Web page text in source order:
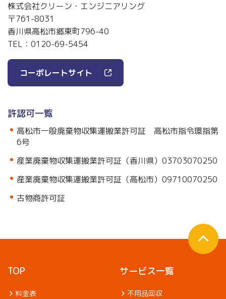
株式会社クリーン・エンジニアリング
〒761-8031
香川県高松市郷東町796-40
TEL： 0120-69-5454
コーポレートサイト
許認可一覧
高松市一般廃棄物収集運搬業許可証 高松市指令環指第
6号
産業廃棄物収集運搬業許可証（香川県）03703070250
産業廃棄物収集運搬業許可証（高松市）09710070250
古物商許可証
TOP
料金表
サービス一覧
不用品回収